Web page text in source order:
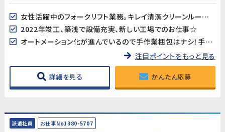
女性活躍中のフォークリフト業務。キレイ清潔クリーンルーム作業
2022年竣工、築浅で設備充実、新しい工場でのお仕事☆
オートメーション化が進んでいるので手作業梱包はナシ！手積みもナシ！重量物を自力で持ち上げる必要はありません♪
注目ポイントをもっと見る
詳細を見る かんたん応募
派遣社員 お仕事No1380-5707